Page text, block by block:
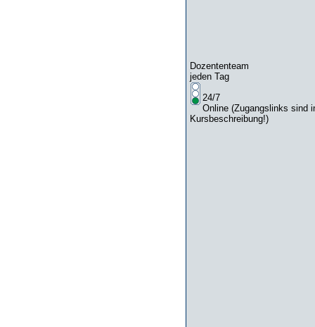
Dozententeam
jeden Tag
24/7
Online (Zugangslinks sind
Kursbeschreibung!)